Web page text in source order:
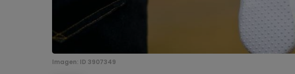
Imagen: ID 3907349